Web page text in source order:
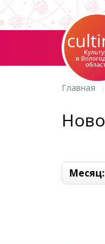
Главная
Месяц: